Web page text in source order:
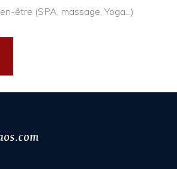
être (SPA, massage, Yoga...)